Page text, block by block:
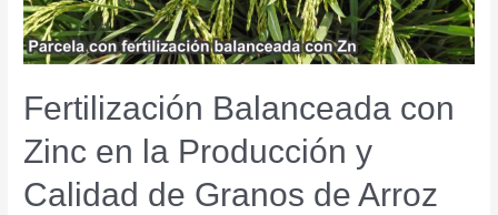
Fertilización Balanceada con
Zinc en la Producción y
Calidad de Granos de Arroz
de
Granos
de
(Oryza
L.)